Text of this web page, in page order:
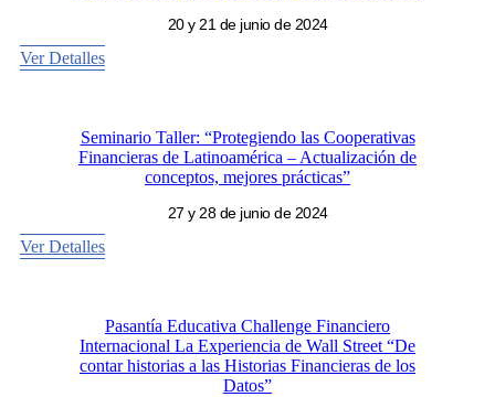
20 y 21 de junio de 2024
Ver Detalles
Seminario Taller: “Protegiendo las Cooperativas
Financieras de Latinoamérica – Actualización de
conceptos, mejores prácticas”
27 y 28 de junio de 2024
Ver Detalles
Pasantía Educativa Challenge Financiero
Internacional La Experiencia de Wall Street “De
contar historias a las Historias Financieras de los
Datos”